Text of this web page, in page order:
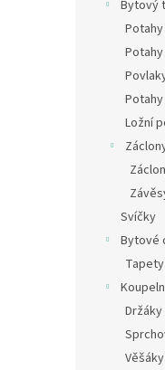
Bytový
Ložní
Svíčky
Bytové